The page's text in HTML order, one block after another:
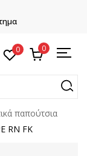
0 0
παπούτσια
RN FK